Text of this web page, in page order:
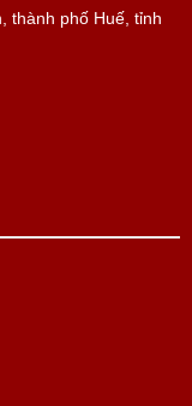
thành phố Huế, tỉnh